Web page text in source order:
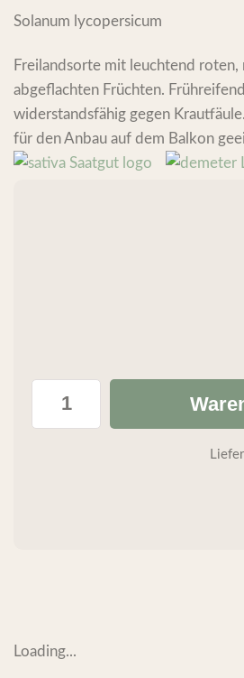
Solanum lycopersicum
Freilandsorte mit leuchtend roten,
abgeflachten Früchten.
widerstandsfähig gegen
für den Anbau auf dem Balkon
Loading...